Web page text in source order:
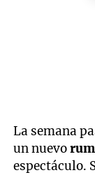
La semana
un nuevo
espectáculo.